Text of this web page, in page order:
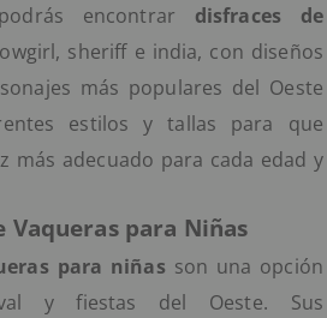
encontrar disfraces de
sheriff e india, con diseños
más populares del Oeste
estilos y tallas para que
más adecuado para cada edad y
Vaqueras para Niñas
para niñas son una opción
y fiestas del Oeste. Sus